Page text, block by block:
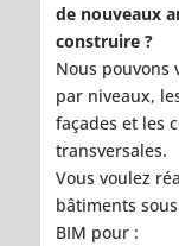
de nouveaux
construire ?
Nous pouvons
par niveaux,
façades et les
transversales.
Vous voulez
bâtiments
BIM pour :